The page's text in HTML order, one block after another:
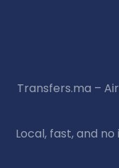
Transfers.ma –
Local, fast, and